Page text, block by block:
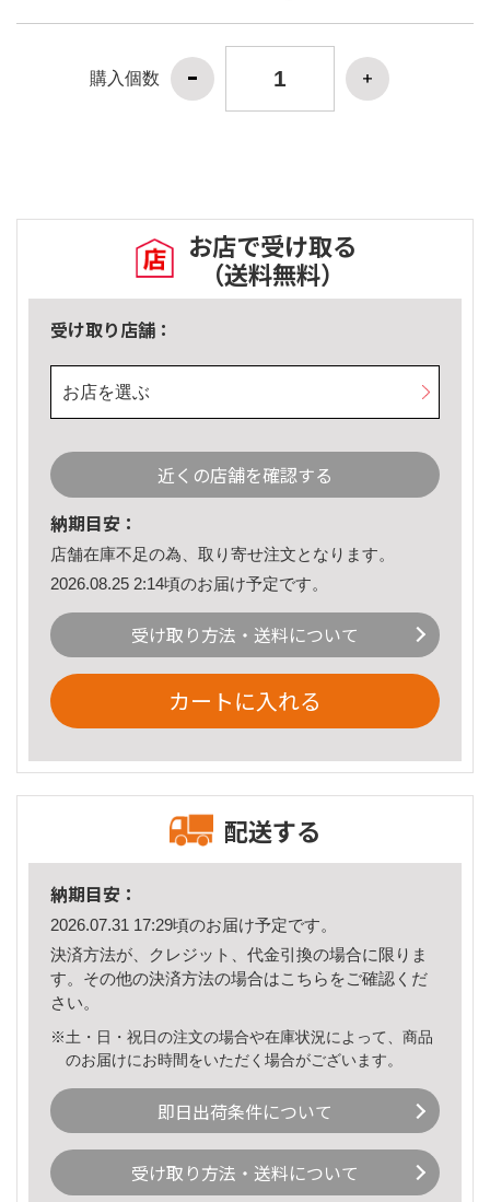
購入個数
お店で受け取る
（送料無料）
受け取り店舗：
お店を選ぶ
近くの店舗を確認する
納期目安：
店舗在庫不足の為、取り寄せ注文となります。
2026.08.25 2:14頃のお届け予定です。
受け取り方法・送料について
カートに入れる
配送する
納期目安：
2026.07.31 17:29頃のお届け予定です。
決済方法が、クレジット、代金引換の場合に限りま
す。その他の決済方法の場合はこちら をご確認くだ
さい。
※土・日・祝日の注文の場合や在庫状況によって、商品
のお届けにお時間をいただく場合がございます。
即日出荷条件について
受け取り方法・送料について